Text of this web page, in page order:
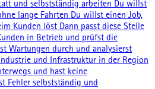
und selbstständig arbeiten Du willst
lange Fahrten Du willst einen Job,
Kunden löst Dann passt diese Stelle
in Betrieb und prüfst die
Wartungen durch und analysierst
und Infrastruktur in der Region
und hast keine
Fehler selbstständig und